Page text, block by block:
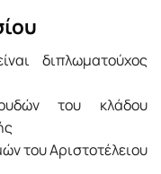
διπλωματούχος
του κλάδου
του Αριστοτέλειου